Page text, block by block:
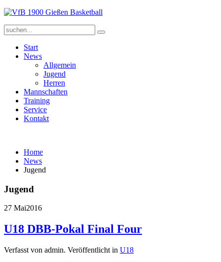
Start
News
Allgemein
Jugend
Herren
Mannschaften
Training
Service
Kontakt
Home
News
Jugend
Jugend
27 Mai2016
U18 DBB-Pokal Final Four
Verfasst von admin. Veröffentlicht in U18